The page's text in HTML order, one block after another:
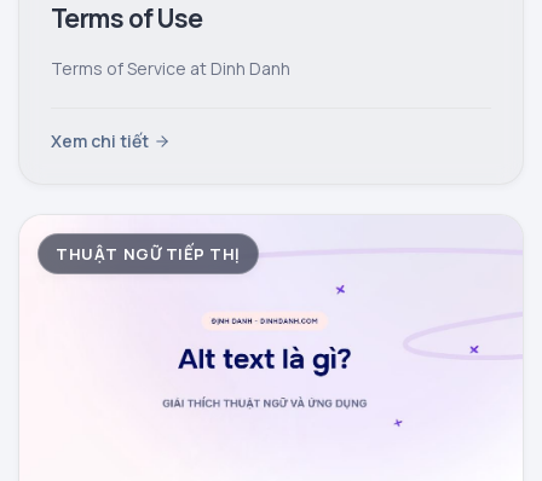
Terms of Use
Terms of Service at Dinh Danh
Xem chi tiết
THUẬT NGỮ TIẾP THỊ